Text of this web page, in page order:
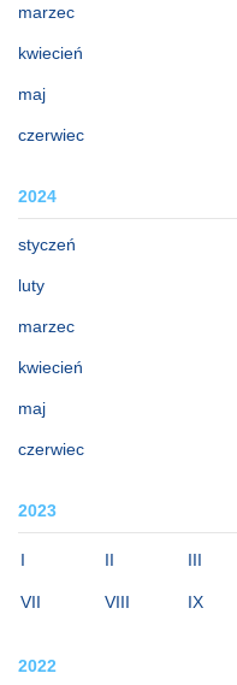
marzec
kwiecień
maj
czerwiec
2024
styczeń
luty
marzec
kwiecień
maj
czerwiec
2023
I II III
VII VIII IX
2022